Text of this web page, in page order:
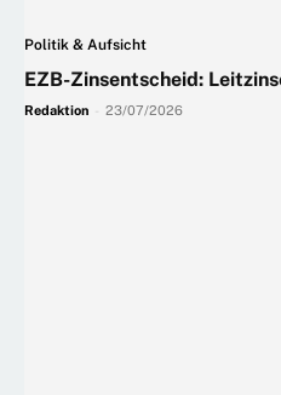
Politik & Aufsicht
EZB-Zinsentscheid:
Redaktion 23/07/2026